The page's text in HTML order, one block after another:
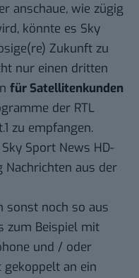
anschaue, wie zügig
könnte es Sky
Zukunft zu
nur einen dritten
für Satellitenkunden
der RTL
zu empfangen.
Sport News HD-
Nachrichten aus der
sonst noch so aus
zum Beispiel mit
und / oder
gekoppelt an ein